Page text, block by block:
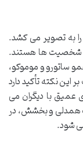
به تصویر می کشد.
شخصیت ها هستند.
ساتورو و موموکو،
نکته تأکید دارد
عمیق با دیگران می
همدلی و بخشش، در
شود.